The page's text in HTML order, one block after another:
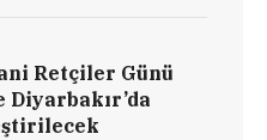
Retçiler Günü
Diyarbakır’da